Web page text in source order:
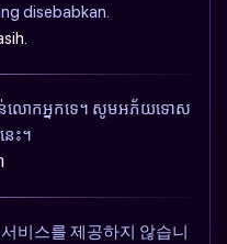
disebabkan.
ន់លោកអ្នកទេ។ សូមអភ័យទោស
េះ។
비스를 제공하지 않습니